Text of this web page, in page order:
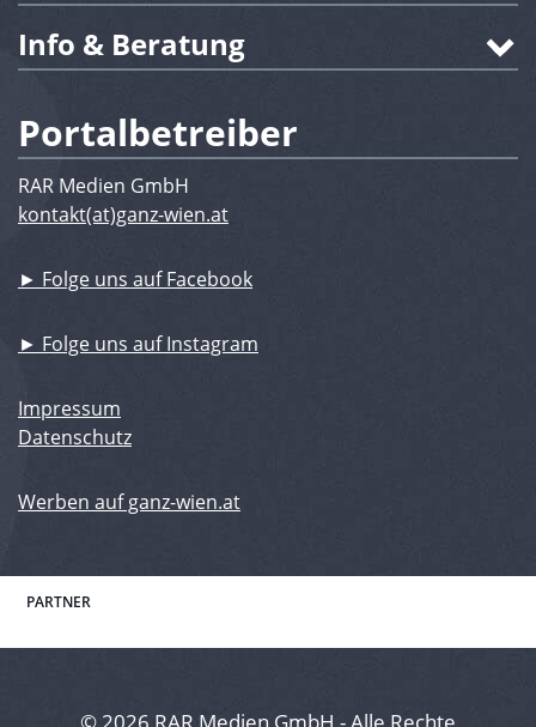
Info & Beratung
Portalbetreiber
RAR Medien GmbH
kontakt(at)ganz-wien.at
► Folge uns auf Facebook
► Folge uns auf Instagram
Impressum
Datenschutz
Werben auf ganz-wien.at
PARTNER
© 2026 RAR Medien GmbH - Alle Rechte